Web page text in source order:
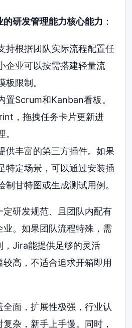
研发管理能力核心能力 ：
持根据团队实际流程配置任
企业可以按需搭建轻量流
板限制。
置Scrum和Kanban看板。
，拖拽任务卡片更新进
供丰富的第三方插件。如果
特定场景，可以通过安装插
制甘特图或生成测试用例。
定研发规范、且团队内配有
业。如果团队流程特殊，需
，Jira能提供足够的灵活
高，不适合追求开箱即用
全面，扩展性极强，行业认
杂，新手上手慢。同时，